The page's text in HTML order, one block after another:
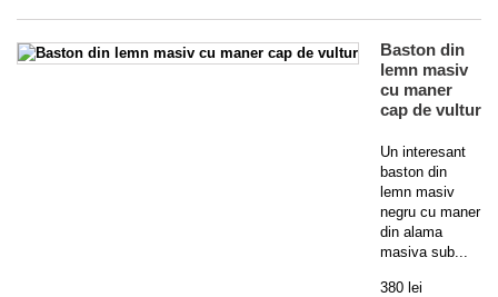
Baston din
lemn masiv
cu maner
cap de vultur
Un interesant
baston din
lemn masiv
negru cu maner
din alama
masiva sub...
380 lei